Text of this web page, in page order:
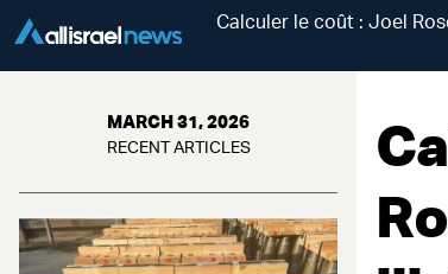
Calculer le coût : Joel
MARCH 31, 2026
RECENT ARTICLES